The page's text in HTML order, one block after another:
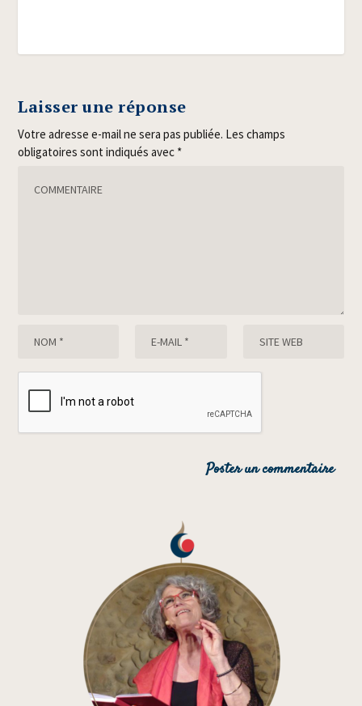
Laisser une réponse
Votre adresse e-mail ne sera pas publiée. Les champs
obligatoires sont indiqués avec *